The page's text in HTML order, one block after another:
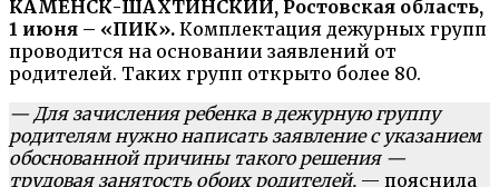
КАМЕНСК-ШАХТИНСКИЙ, Ростовская область,
1 июня – «ПИК». Комплектация дежурных групп
проводится на основании заявлений от
родителей. Таких групп открыто более 80.
— Для зачисления ребенка в дежурную группу
родителям нужно написать заявление с указанием
обоснованной причины такого решения —
трудовая занятость обоих родителей, — пояснила